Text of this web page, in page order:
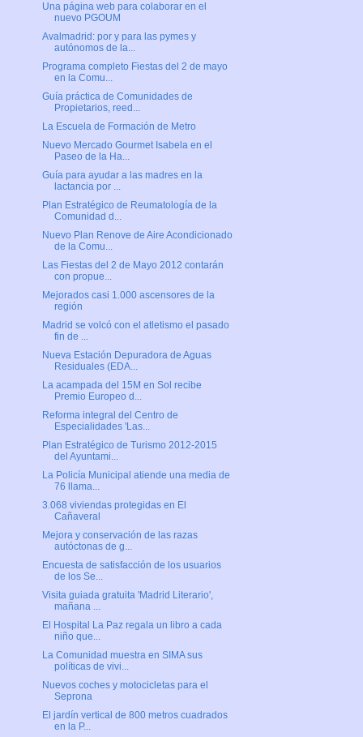
Una página web para colaborar en el
nuevo PGOUM
Avalmadrid: por y para las pymes y
autónomos de la...
Programa completo Fiestas del 2 de mayo
en la Comu...
Guía práctica de Comunidades de
Propietarios, reed...
La Escuela de Formación de Metro
Nuevo Mercado Gourmet Isabela en el
Paseo de la Ha...
Guía para ayudar a las madres en la
lactancia por ...
Plan Estratégico de Reumatología de la
Comunidad d...
Nuevo Plan Renove de Aire Acondicionado
de la Comu...
Las Fiestas del 2 de Mayo 2012 contarán
con propue...
Mejorados casi 1.000 ascensores de la
región
Madrid se volcó con el atletismo el pasado
fin de ...
Nueva Estación Depuradora de Aguas
Residuales (EDA...
La acampada del 15M en Sol recibe
Premio Europeo d...
Reforma integral del Centro de
Especialidades 'Las...
Plan Estratégico de Turismo 2012-2015
del Ayuntami...
La Policía Municipal atiende una media de
76 llama...
3.068 viviendas protegidas en El
Cañaveral
Mejora y conservación de las razas
autóctonas de g...
Encuesta de satisfacción de los usuarios
de los Se...
Visita guiada gratuita 'Madrid Literario',
mañana ...
El Hospital La Paz regala un libro a cada
niño que...
La Comunidad muestra en SIMA sus
políticas de vivi...
Nuevos coches y motocicletas para el
Seprona
El jardín vertical de 800 metros cuadrados
en la P...